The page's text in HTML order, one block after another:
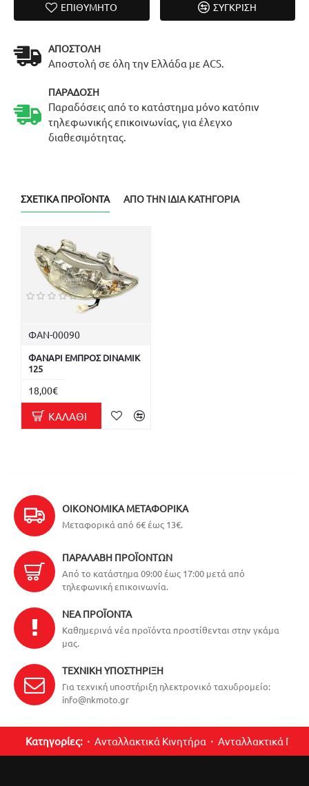
ΕΠΙΘΥΜΗΤΌ ΣΎΓΚΡΙΣΗ
ΑΠΟΣΤΟΛΉ
Αποστολή σε όλη την Ελλάδα με ACS.
ΠΑΡΆΔΟΣΗ
Παραδόσεις από το κατάστημα μόνο κατόπιν
τηλεφωνικής επικοινωνίας, για έλεγχο
διαθεσιμότητας.
ΣΧΕΤΙΚΆ ΠΡΟΪΌΝΤΑ ΑΠΌ ΤΗΝ ΊΔΙΑ ΚΑΤΗΓΟΡΊΑ
ΦΑΝ-00090
ΦΑΝΑΡΙ ΕΜΠΡΟΣ DINAMIK
125
18,00€
ΚΑΛΆΘΙ
ΟΙΚΟΝΟΜΙΚΆ ΜΕΤΑΦΟΡΙΚΆ
Μεταφορικά από 6€ έως 13€.
ΠΑΡΑΛΑΒΉ ΠΡΟΪΌΝΤΩΝ
Από το κατάστημα 09:00 έως 17:00 μετά από
τηλεφωνική επικοινωνία.
ΝΈΑ ΠΡΟΪΌΝΤΑ
Καθημερινά νέα προϊόντα προστίθενται στην γκάμα
μας.
ΤΕΧΝΙΚΉ ΥΠΟΣΤΉΡΙΞΗ
Για τεχνική υποστήριξη ηλεκτρονικό ταχυδρομείο:
info@nkmoto.gr
Κατηγορίες: Ανταλλακτικά Κινητήρα Ανταλλακτικά